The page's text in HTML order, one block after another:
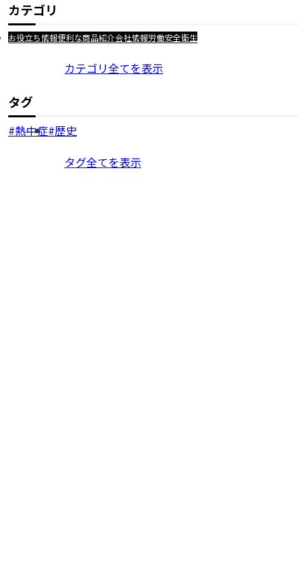
カテゴリ
お役立ち情報便利な商品紹介会社情報労働安全衛生
カテゴリ全てを表示
タグ
熱中症 歴史
タグ全てを表示